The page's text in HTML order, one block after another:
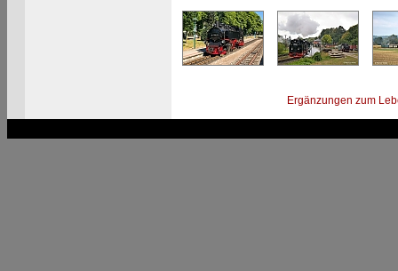
Ergänzungen zum